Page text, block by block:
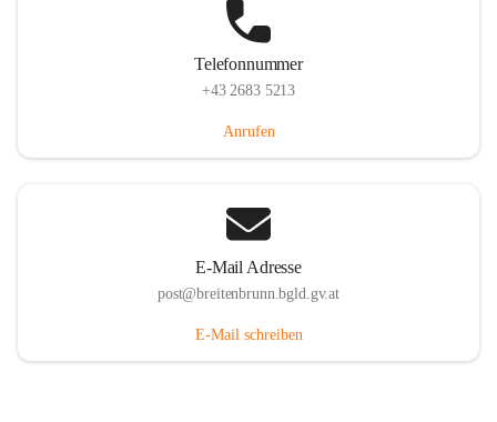
Telefonnummer
+43 2683 5213
Anrufen
E-Mail Adresse
post@breitenbrunn.bgld.gv.at
E-Mail schreiben